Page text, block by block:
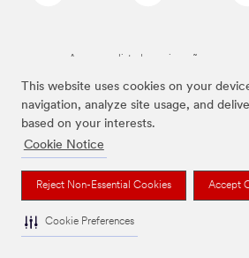
This website uses cookies on your
navigation, analyze site usage, and
based on your interests.
Cookie Notice
Reject Non-Essential Cookies Accept
Cookie Preferences
As marcas listadas a cima são marcas